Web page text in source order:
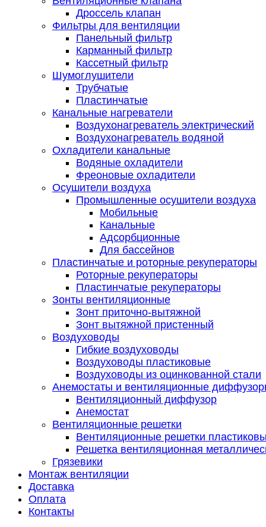
Дроссель клапан
Фильтры для вентиляции
Панельный фильтр
Карманный фильтр
Кассетный фильтр
Шумоглушители
Трубчатые
Пластинчатые
Канальные нагреватели
Воздухонагреватель электрический
Воздухонагреватель водяной
Охладители канальные
Водяные охладители
Фреоновые охладители
Осушители воздуха
Промышленные осушители воздуха
Мобильные
Канальные
Адсорбционные
Для бассейнов
Пластинчатые и роторные рекуператоры
Роторные рекуператоры
Пластинчатые рекуператоры
Зонты вентиляционные
Зонт приточно-вытяжной
Зонт вытяжной пристенный
Воздуховоды
Гибкие воздуховоды
Воздуховоды пластиковые
Воздуховоды из оцинкованной стали
Анемостаты и вентиляционные
Вентиляционный диффузор
Анемостат
Вентиляционные решетки
Вентиляционные решетки
Решетка вентиляционная
Грязевики
Монтаж вентиляции
Доставка
Оплата
Контакты